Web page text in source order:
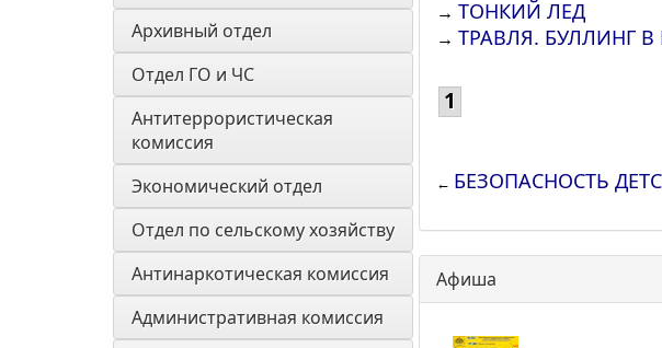
Архивный отдел
Отдел ГО и ЧС
Антитеррористическая
комиссия
Экономический отдел
Отдел по сельскому хозяйству
Антинаркотическая комиссия
Административная комиссия
→ ТОНКИЙ ЛЕД
→ ТРАВЛЯ. БУЛЛИНГ
1
← БЕЗОПАСНОСТЬ
Афиша